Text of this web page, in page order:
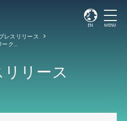
EN MENU
レスリリース
IP Infusion、White Box型ネットワークソリューションの提供に向けて、KGPCoとの販売代理店契約を発表
リース